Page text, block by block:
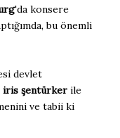
'da konsere
bu önemli
devlet
iris şentürker ile
ve tabii ki